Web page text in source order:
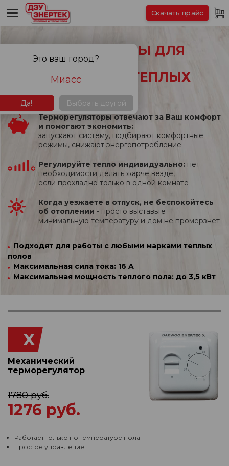
ТЕРМОРЕГУЛЯТОРЫ ДЛЯ
ВСЕХ ВИДОВ
ЭЛЕКТРИЧЕСКИХ ТЕПЛЫХ
Терморегуляторы отвечают за Ваш комфорт
и помогают экономить:
запускают систему, подбирают комфортные
режимы, снижают энергопотребление
Регулируйте тепло индивидуально: нет
необходимости делать жарче везде,
если прохладно только в одной комнате
Когда уезжаете в отпуск, не беспокойтесь
об отоплении - просто выставьте
минимальную температуру и дом не промерзнет
Подходят для работы с любыми марками теплых
полов
Максимальная сила тока: 16 A
Максимальная мощность теплого пола: до 3,5 кВт
X
Механический
терморегулятор
1780 руб.
1276 руб.
Работает только по температуре пола
Простое управление
Скачать прайс
Это ваш город?
Миасс
Да! Выбрать другой